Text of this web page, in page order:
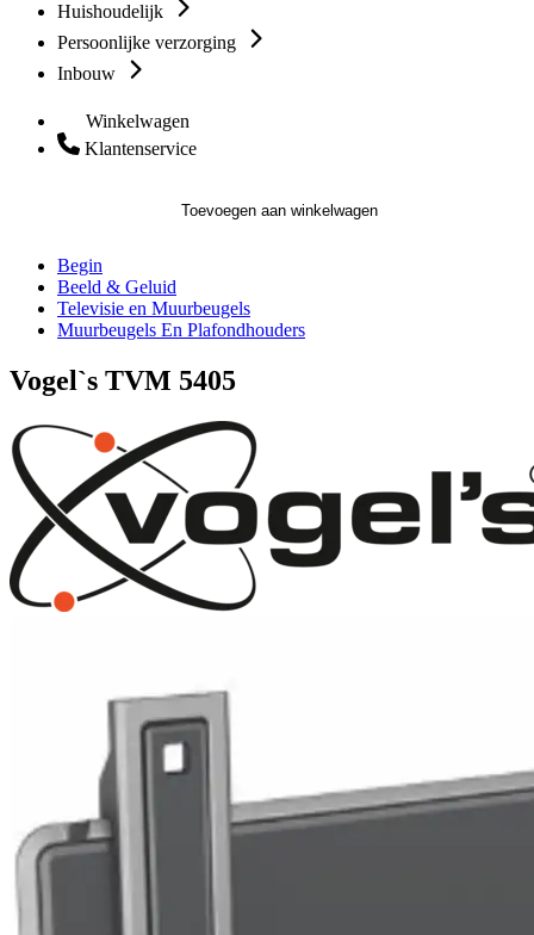
Huishoudelijk
Persoonlijke verzorging
Inbouw
Winkelwagen
Klantenservice
Toevoegen aan winkelwagen
Begin
Beeld & Geluid
Televisie en Muurbeugels
Muurbeugels En Plafondhouders
Vogel`s TVM 5405